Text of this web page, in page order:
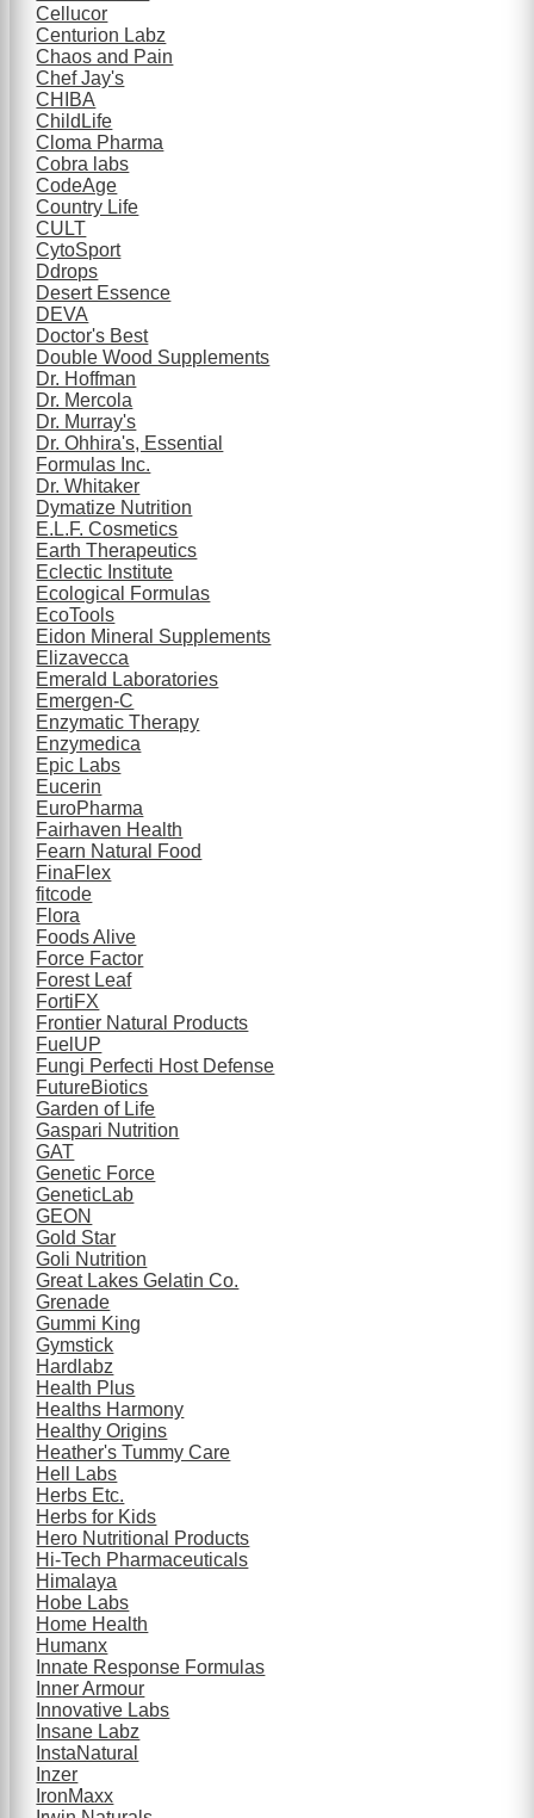
Cellucor
Centurion Labz
Chaos and Pain
Chef Jay's
CHIBA
ChildLife
Cloma Pharma
Cobra labs
CodeAge
Country Life
CULT
CytoSport
Ddrops
Desert Essence
DEVA
Doctor's Best
Double Wood Supplements
Dr. Hoffman
Dr. Mercola
Dr. Murray's
Dr. Ohhira's, Essential
Formulas Inc.
Dr. Whitaker
Dymatize Nutrition
E.L.F. Cosmetics
Earth Therapeutics
Eclectic Institute
Ecological Formulas
EcoTools
Eidon Mineral Supplements
Elizavecca
Emerald Laboratories
Emergen-C
Enzymatic Therapy
Enzymedica
Epic Labs
Eucerin
EuroPharma
Fairhaven Health
Fearn Natural Food
FinaFlex
fitcode
Flora
Foods Alive
Force Factor
Forest Leaf
FortiFX
Frontier Natural Products
FuelUP
Fungi Perfecti Host Defense
FutureBiotics
Garden of Life
Gaspari Nutrition
GAT
Genetic Force
GeneticLab
GEON
Gold Star
Goli Nutrition
Great Lakes Gelatin Co.
Grenade
Gummi King
Gymstick
Hardlabz
Health Plus
Healths Harmony
Healthy Origins
Heather's Tummy Care
Hell Labs
Herbs Etc.
Herbs for Kids
Hero Nutritional Products
Hi-Tech Pharmaceuticals
Himalaya
Hobe Labs
Home Health
Humanx
Innate Response Formulas
Inner Armour
Innovative Labs
Insane Labz
InstaNatural
Inzer
IronMaxx